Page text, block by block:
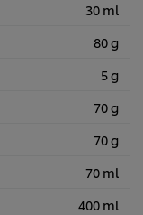
30 ml
80 g
5 g
70 g
70 g
70 ml
400 ml